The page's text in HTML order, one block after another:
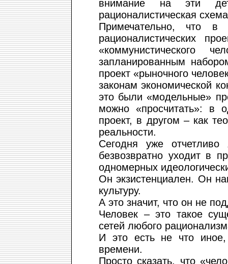
внимание на эти
рационалистическая
Примечательно, что
рационалистических
«коммунистического
запланированным
проект «рыночного
законам экономической
это были «модельные»
можно «просчитать»: в
проект, в другом – как
реальности.
Сегодня уже отчетливо
безвозвратно уходит в
одномерных
Он экзистенциален. Он
культуру.
А это значит, что он не
Человек – это такое
сетей любого
И это есть не что
времени.
Просто сказать, что